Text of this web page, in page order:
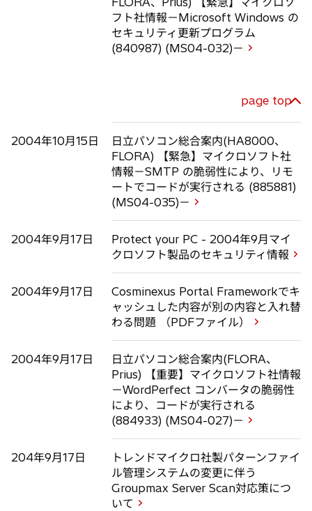
フト社情報－Microsoft Windows の
セキュリティ更新プログラム
(840987) (MS04-032)－
page top
2004年10月15日
日立パソコン総合案内(HA8000、
FLORA) 【緊急】マイクロソフト社
情報－SMTP の脆弱性により、リモ
ートでコードが実行される (885881)
(MS04-035)－
2004年9月17日
Protect your PC - 2004年9月マイ
クロソフト製品のセキュリティ情報
2004年9月17日
Cosminexus Portal Frameworkでキ
ャッシュした内容が別の内容と入れ替
わる問題 （PDFファイル）
2004年9月17日
日立パソコン総合案内(FLORA、
Prius) 【重要】マイクロソフト社情報
－WordPerfect コンバータの脆弱性
により、コードが実行される
(884933) (MS04-027)－
204年9月17日
トレンドマイクロ社製パターンファイ
ル管理システムの変更に伴う
Groupmax Server Scan対応策につ
いて